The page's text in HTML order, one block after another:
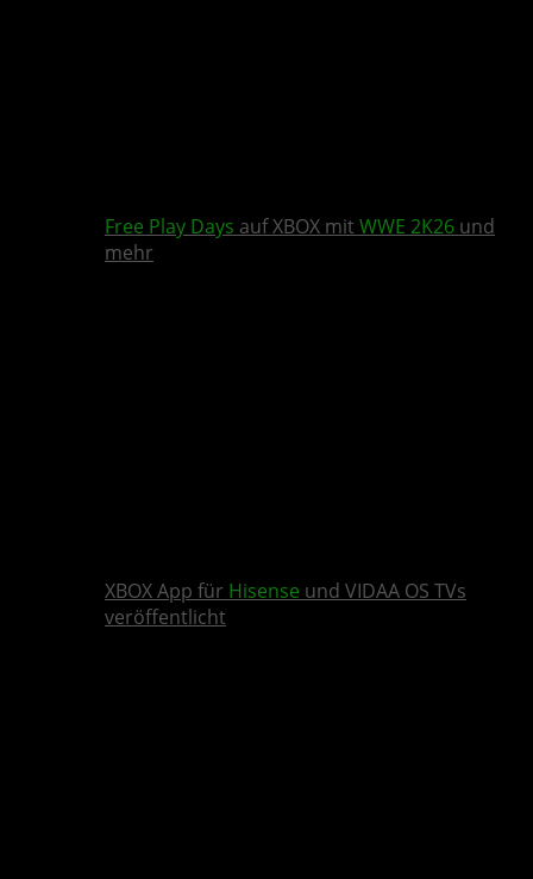
Free Play Days auf XBOX mit WWE 2K26 und
mehr
XBOX App für Hisense und VIDAA OS TVs
veröffentlicht